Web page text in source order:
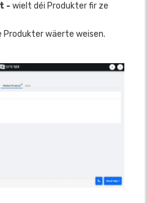
- wielt déi Produkter fir ze
Produkter wäerte weisen.